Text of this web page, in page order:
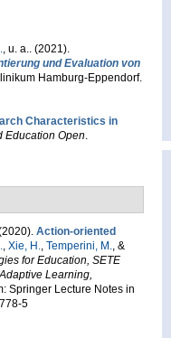
, u. a.. (2021).
und Evaluation von
Hamburg-Eppendorf.
Characteristics in
Education Open.
Action-oriented
, Xie, H., Temperini, M., &
for Education, SETE
Learning,
Springer Lecture Notes in
5